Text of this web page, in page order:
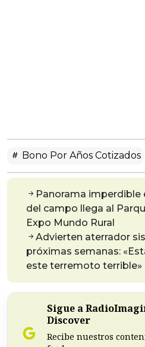
Bono Por Años Cotizados
Panorama imperdible
del campo llega al
Expo Mundo Rural
Advierten aterrador
próximas semanas:
este terremoto terrible»
Sigue a
Discover
Recibe nuestros